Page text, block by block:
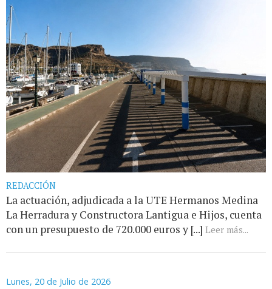
REDACCIÓN
La actuación, adjudicada a la UTE Hermanos Medina
La Herradura y Constructora Lantigua e Hijos, cuenta
con un presupuesto de 720.000 euros y [...] Leer más...
Lunes, 20 de Julio de 2026